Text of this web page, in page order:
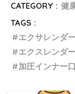
CATEGORY : 健
TAGS :
エクサレンダ
エクスレンダー
加圧インナー